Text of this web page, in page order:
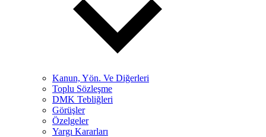
Kanun, Yön. Ve Diğerleri
Toplu Sözleşme
DMK Tebliğleri
Görüşler
Özelgeler
Yargı Kararları